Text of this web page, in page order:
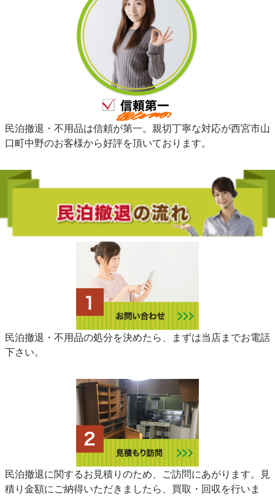
民泊撤退・不用品は信頼が第一。親切丁寧な対応が西宮市山
口町中野のお客様から好評を頂いております。
民泊撤退・不用品の処分を決めたら、まずは当店までお電話
下さい。
民泊撤退に関するお見積りのため、ご訪問にあがります。見
積り金額にご納得いただきましたら、買取・回収を行いま